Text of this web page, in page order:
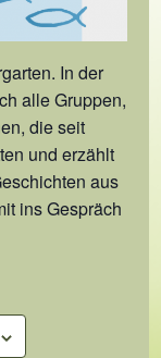
In der
alle Gruppen,
die seit
und erzählt
aus
ins Gespräch